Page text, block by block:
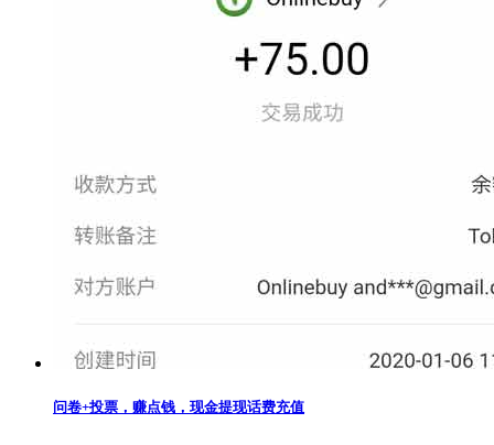
问卷+投票，赚点钱，现金提现话费充值